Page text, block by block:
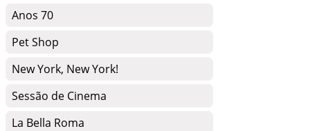
Anos 70
Pet Shop
New York, New York!
Sessão de Cinema
La Bella Roma